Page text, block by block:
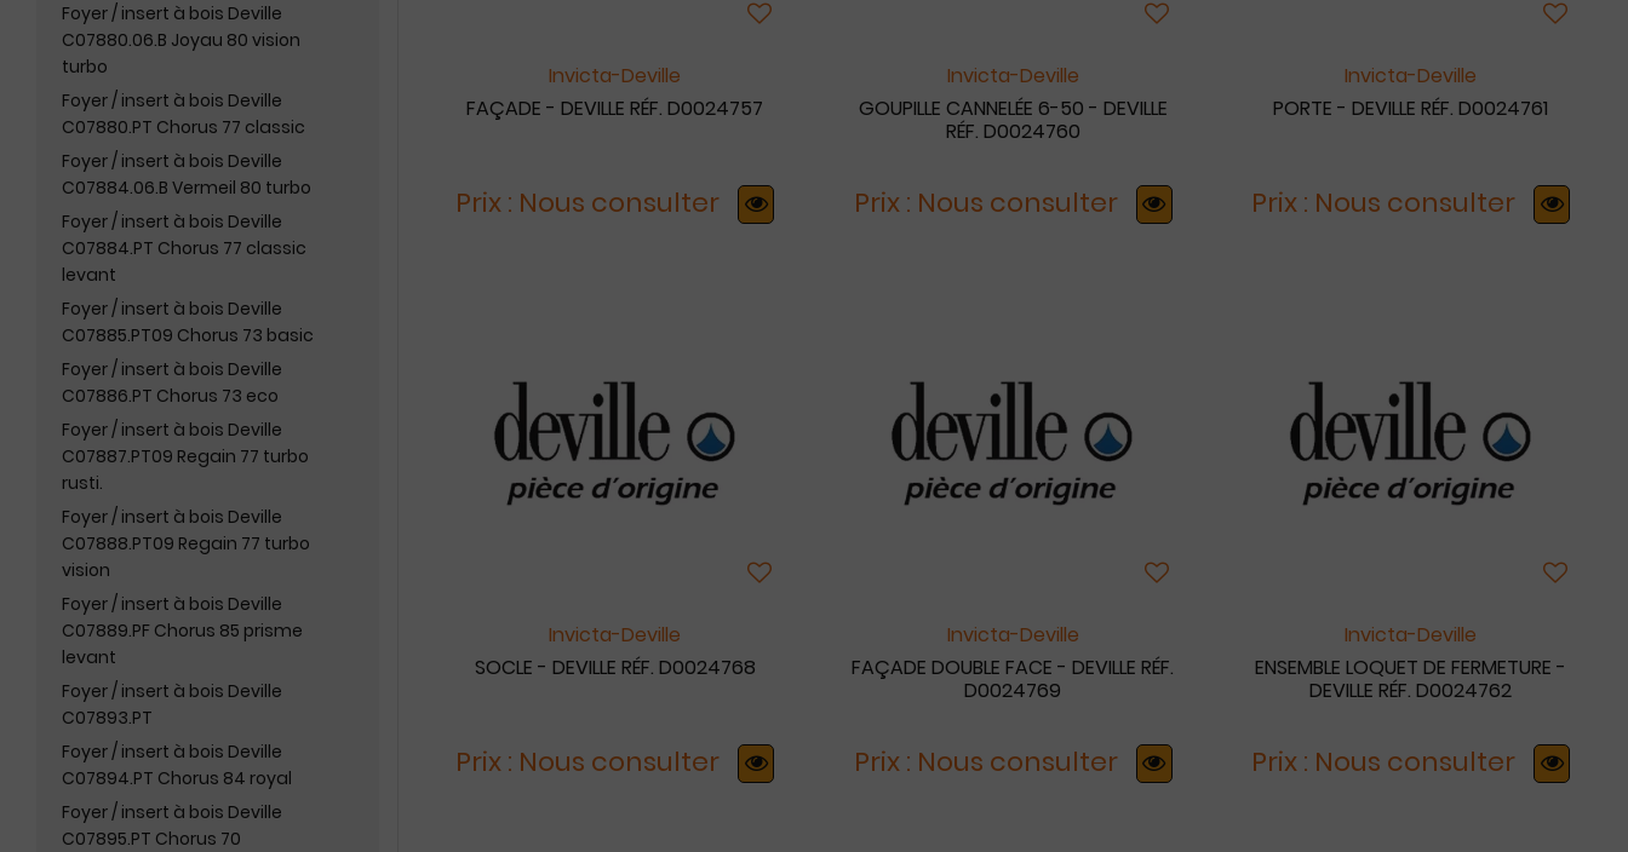
Foyer / insert à bois Deville
C07880.06.B Joyau 80 vision
turbo
Foyer / insert à bois Deville
C07880.PT Chorus 77 classic
Foyer / insert à bois Deville
C07884.06.B Vermeil 80 turbo
Foyer / insert à bois Deville
C07884.PT Chorus 77 classic
levant
Foyer / insert à bois Deville
C07885.PT09 Chorus 73 basic
Foyer / insert à bois Deville
C07886.PT Chorus 73 eco
Foyer / insert à bois Deville
C07887.PT09 Regain 77 turbo
rusti.
Foyer / insert à bois Deville
C07888.PT09 Regain 77 turbo
vision
Foyer / insert à bois Deville
C07889.PF Chorus 85 prisme
levant
Foyer / insert à bois Deville
C07893.PT
Foyer / insert à bois Deville
C07894.PT Chorus 84 royal
Foyer / insert à bois Deville
C07895.PT Chorus 70
Invicta-Deville
FAÇADE - DEVILLE RÉF. D0024757
Prix : Nous consulter
Invicta-Deville
GOUPILLE CANNELÉE 6-50 - DEVILLE
RÉF. D0024760
Prix : Nous consulter
Invicta-Deville
PORTE - DEVILLE RÉF. D0024761
Prix : Nous consulter
Invicta-Deville
SOCLE - DEVILLE RÉF. D0024768
Prix : Nous consulter
Invicta-Deville
FAÇADE DOUBLE FACE - DEVILLE RÉF.
D0024769
Prix : Nous consulter
Invicta-Deville
ENSEMBLE LOQUET DE FERMETURE -
DEVILLE RÉF. D0024762
Prix : Nous consulter